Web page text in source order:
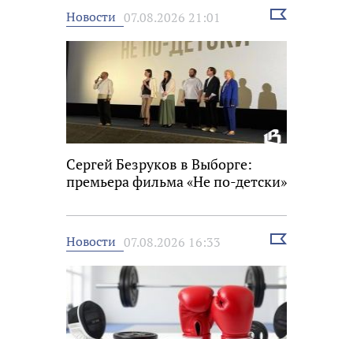
Новости 07.08.2026 21:01
Выбрать
Сергей Безруков в Выборге:
премьера фильма «Не по-детски»
Новости 07.08.2026 16:33
Выбрать